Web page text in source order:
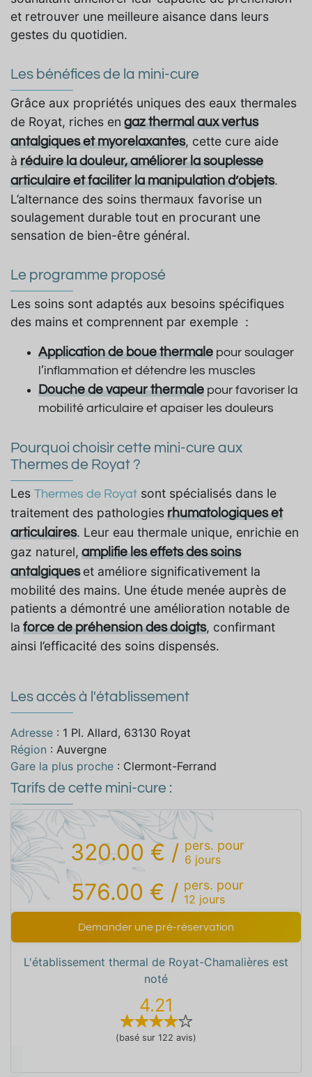
et retrouver une meilleure aisance dans leurs
gestes du quotidien.
Les bénéfices de la mini-cure
Grâce aux propriétés uniques des eaux thermales
de Royat, riches en gaz thermal aux vertus
antalgiques et myorelaxantes, cette cure aide
à réduire la douleur, améliorer la souplesse
articulaire et faciliter la manipulation d’objets.
L’alternance des soins thermaux favorise un
soulagement durable tout en procurant une
sensation de bien-être général.
Le programme proposé
Les soins sont adaptés aux besoins spécifiques
des mains et comprennent par exemple :
Application de boue thermale pour soulager
l’inflammation et détendre les muscles
Douche de vapeur thermale pour favoriser la
mobilité articulaire et apaiser les douleurs
Pourquoi choisir cette mini-cure aux
Thermes de Royat ?
Les Thermes de Royat sont spécialisés dans le
traitement des pathologies rhumatologiques et
articulaires. Leur eau thermale unique, enrichie en
gaz naturel, amplifie les effets des soins
antalgiques et améliore significativement la
mobilité des mains. Une étude menée auprès de
patients a démontré une amélioration notable de
la force de préhension des doigts, confirmant
ainsi l’efficacité des soins dispensés.
Les accès à l'établissement
Adresse : 1 Pl. Allard, 63130 Royat
Région : Auvergne
Gare la plus proche : Clermont-Ferrand
Tarifs de cette mini-cure :
320.00 € / pers. pour
6 jours
576.00 € / pers. pour
12 jours
Demander une pré-réservation
L'établissement thermal de Royat-Chamalières est
noté
4.21
(basé sur 122 avis)